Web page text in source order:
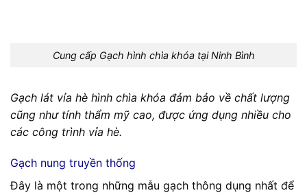
Cung cấp Gạch hình chìa khóa tại Ninh Bình
Gạch lát vỉa hè hình chìa khóa đảm bảo về chất lượng
cũng như tính thẩm mỹ cao, được ứng dụng nhiều cho
các công trình vỉa hè.
Gạch nung truyền thống
Đây là một trong những mẫu gạch thông dụng nhất để